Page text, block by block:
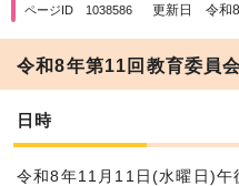
ページID 1038586 更新日 令和8
令和8年第11回教育委員
日時
令和8年11月11日(水曜日)午